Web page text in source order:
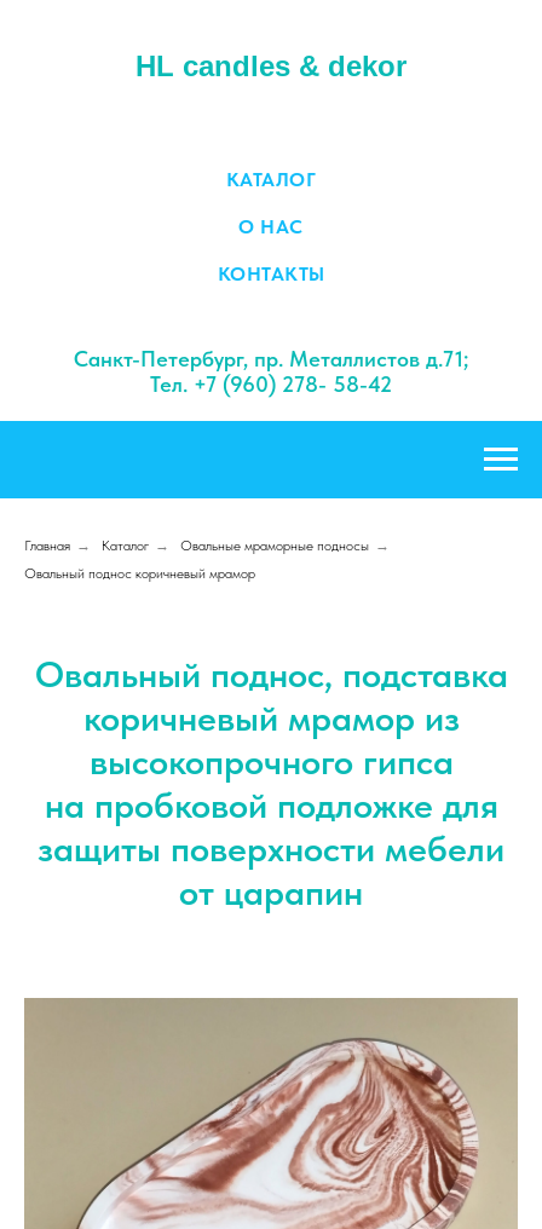
HL candles & dekor
КАТАЛОГ
О НАС
КОНТАКТЫ
Санкт-Петербург, пр. Металлистов д.71;
Тел. +7 (960) 278- 58-42
Главная → Каталог → Овальные мраморные подносы →
Овальный поднос коричневый мрамор
Овальный поднос, подставка
коричневый мрамор из
высокопрочного гипса
на пробковой подложке для
защиты поверхности мебели
от царапин